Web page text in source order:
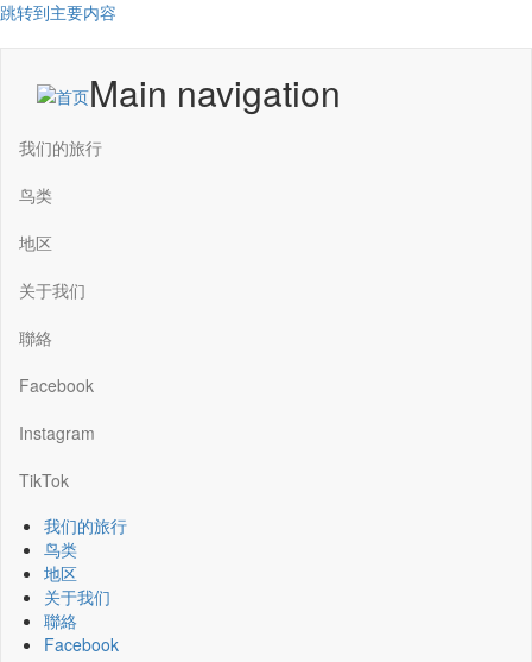
跳转到主要内容
Main navigation
我们的旅行
鸟类
地区
关于我们
聯絡
Facebook
Instagram
TikTok
我们的旅行
鸟类
地区
关于我们
聯絡
Facebook